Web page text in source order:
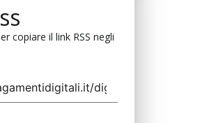
copiare il link RSS negli